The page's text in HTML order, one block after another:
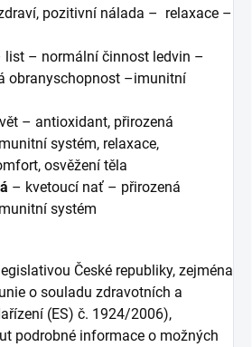
pozitivní nálada – relaxace –
list – normální činnost ledvin –
obranyschopnost –imunitní
– antioxidant, přirozená
systém, relaxace,
osvěžení těla
– kvetoucí nať – přirozená
systém
České republiky, zejména
o souladu zdravotních a
(ES) č. 1924/2006),
podrobné informace o možných